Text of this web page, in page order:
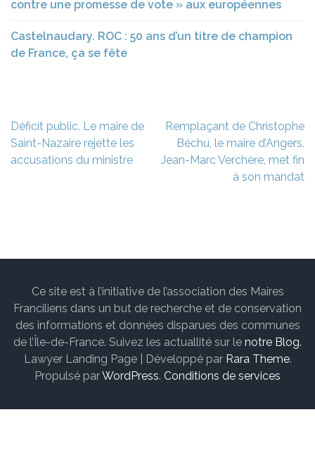
contre une promesse de vote » aux européennes
Castelnaudary. ROC : 50 ans d’un titre de champion
de France, ça se fête
Navigation
de
l’article
Déficit public. Le maire de
Saint-Nazaire rejette les
accusations du ministre
Remplaçant de Christophe
Béchu, le maire d’Angers,
Jean-Marc Verchère, met fin
à son mandat
Ce site est à l’initiative de l’association des Maires
Franciliens dans un but de recherche et de conservation
des informations et données disparues des communes
de l’Île-de-France. Suivez les actuallité sur le notre Blog.
Lawyer Landing Page | Développé par Rara Theme.
Propulsé parWordPress. Conditions de services